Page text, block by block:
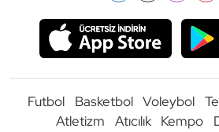
Futbol Basketbol Voleybol
Atletizm
Atıcılık Kempo